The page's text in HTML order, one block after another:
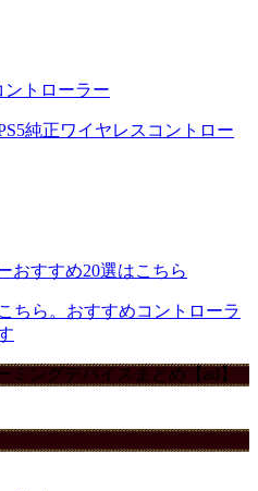
ントローラー
純正ワイヤレスコントロー
おすすめ20選はこちら
ちら。おすすめコントローラ
ミングデバイスまとめ【ad】